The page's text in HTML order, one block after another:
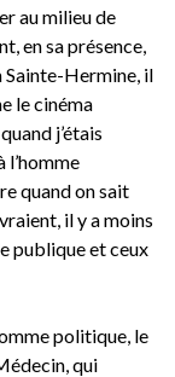
au milieu de
en sa présence,
Sainte-Hermine, il
le cinéma
j’étais
l’homme
quand on sait
il y a moins
publique et ceux
politique, le
qui